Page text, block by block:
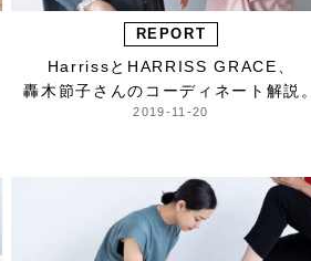
REPORT
HarrissとHARRISS GRACE、
轟木節子さんのコーディネート解説。
2019-11-20